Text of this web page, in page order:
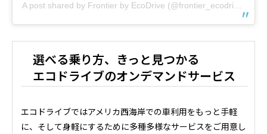
選べる乗り方、きっと見つかる
エコドライブのオンデマンドサービス
エコドライブではアメリカ西海岸での車利用をもっと手軽
に、そして身軽にするために多種多様なサービスをご用意し